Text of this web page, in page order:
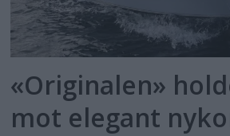
«Originalen»
mot elegant